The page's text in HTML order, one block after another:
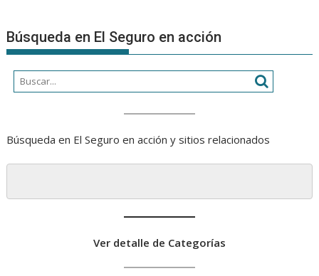
Búsqueda en El Seguro en acción
Búsqueda en El Seguro en acción y sitios relacionados
Ver detalle de Categorías